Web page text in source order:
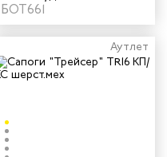
"Трейсер" BX21 для
ИТР цвет черный/
коричневый
БОТ661
Аутлет